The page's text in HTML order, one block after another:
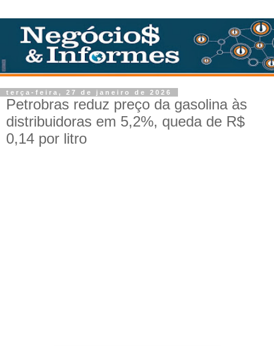
terça-feira, 27 de janeiro de 2026
Petrobras reduz preço da gasolina às
distribuidoras em 5,2%, queda de R$
0,14 por litro